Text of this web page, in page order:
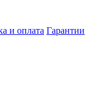
и оплата Гарантии